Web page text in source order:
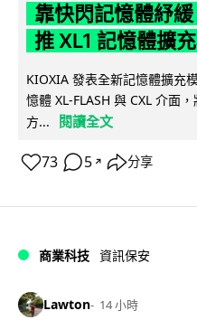
靠快閃記憶體紓
推 XL1 記憶體擴
KIOXIA 發表全新記憶體擴充
憶體 XL-FLASH 與 CXL 介面
方...
閱讀全文
73 5 ↗ 分享
商業科技 資訊保安
Lawton 14 小時